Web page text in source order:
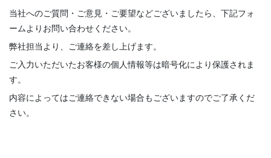
当社へのご質問・ご意見・ご要望などございましたら、下記フォ
ームよりお問い合わせください。
弊社担当より、ご連絡を差し上げます。
ご入力いただいたお客様の個人情報等は暗号化により保護されま
す。
内容によってはご連絡できない場合もございますのでご了承くだ
さい。